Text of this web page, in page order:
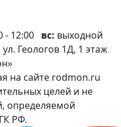
- 12:00 вс: выходной
Геологов 1Д, 1 этаж
на сайте rodmon.ru
целей и не
определяемой
РФ.